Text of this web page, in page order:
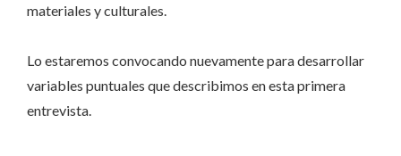
materiales y culturales.
Lo estaremos convocando nuevamente para desarrollar
variables puntuales que describimos en esta primera
entrevista.